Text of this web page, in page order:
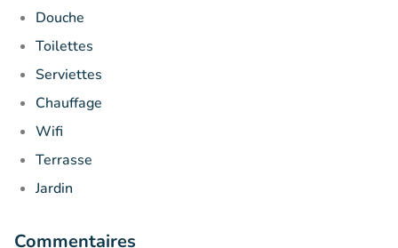
Douche
Toilettes
Serviettes
Chauffage
Wifi
Terrasse
Jardin
Commentaires